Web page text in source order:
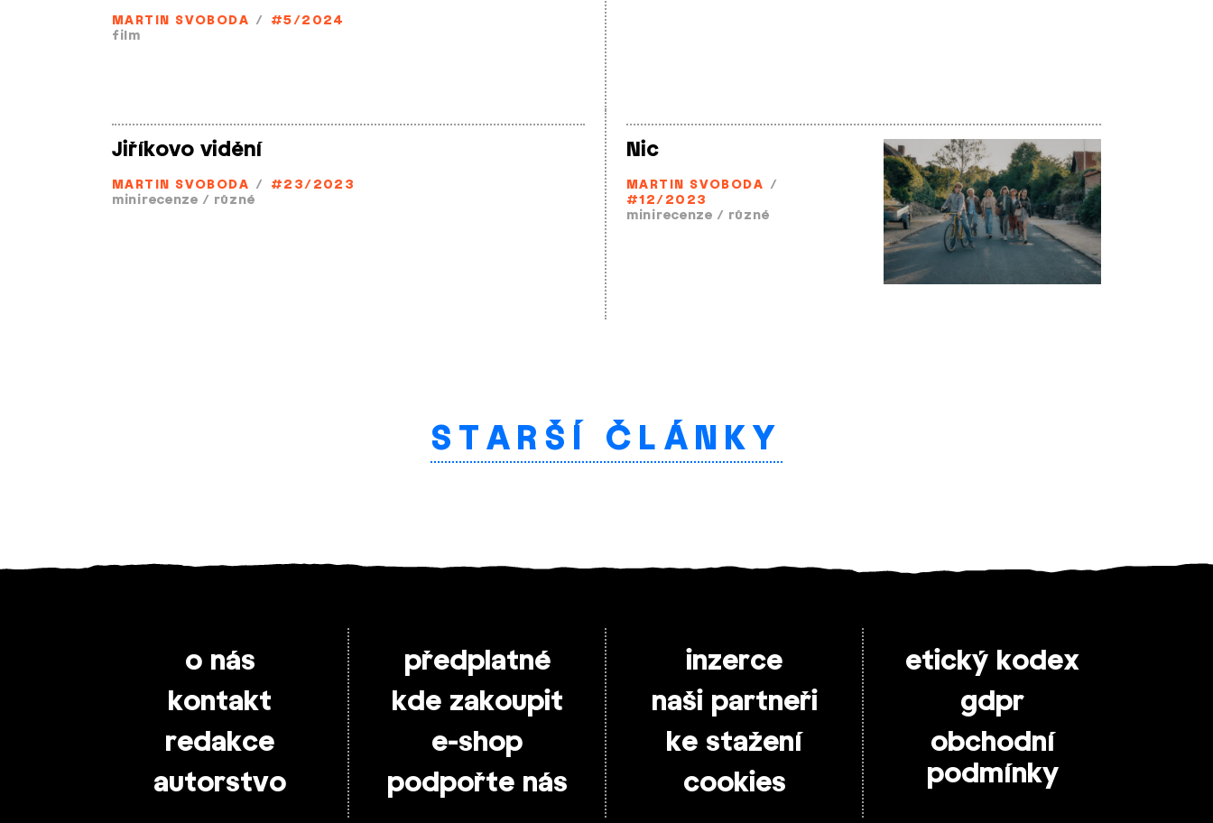
MARTIN SVOBODA /
#5/2024
film
Jiříkovo vidění
MARTIN SVOBODA /
#23/2023
minirecenze / různé
Nic
MARTIN SVOBODA /
#12/2023
minirecenze / různé
STARŠÍ ČLÁNKY
o nás
kontakt
redakce
autorstvo
předplatné
kde zakoupit
e-shop
podpořte nás
inzerce
naši partneři
ke stažení
cookies
etický kodex
gdpr
obchodní
podmínky